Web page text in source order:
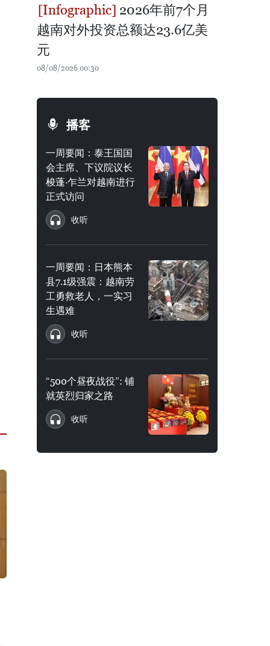
2026年前7个月
越南对外投资总额达23.6亿美
元
08/08/2026 00:30
播客
一周要闻：泰王国国
会主席、下议院议长
梭蓬·乍兰对越南进行
正式访问
收听
一周要闻：日本熊本
县7.1级强震：越南劳
工勇救老人，一实习
生遇难
收听
“500个昼夜战役”: 铺
就英烈归家之路
收听